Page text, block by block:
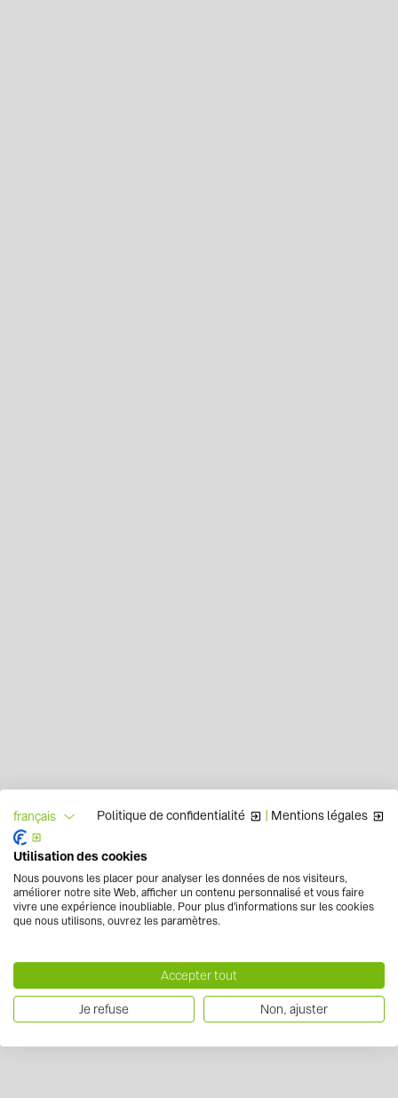
français Politique de confidentialité Mentions légales
Utilisation des cookies
Nous pouvons les placer pour analyser les données de nos visiteurs,
améliorer notre site Web, afficher un contenu personnalisé et vous faire
vivre une expérience inoubliable. Pour plus d'informations sur les cookies
que nous utilisons, ouvrez les paramètres.
Accepter tout
Je refuse Non, ajuster